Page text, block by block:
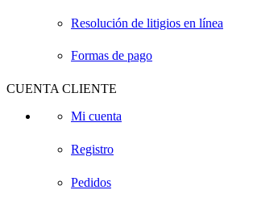
Resolución de litigios en línea
Formas de pago
CUENTA CLIENTE
Mi cuenta
Registro
Pedidos